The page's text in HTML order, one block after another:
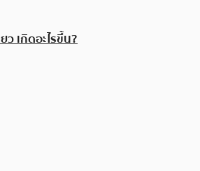
เกิดอะไรขึ้น?